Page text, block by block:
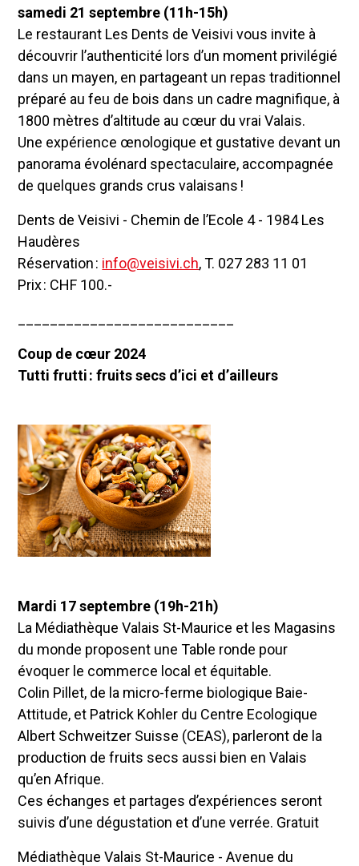
samedi 21 septembre (11h-15h)
Le restaurant Les Dents de Veisivi vous invite à
découvrir l’authenticité lors d’un moment privilégié
dans un mayen, en partageant un repas traditionnel
préparé au feu de bois dans un cadre magnifique, à
1800 mètres d’altitude au cœur du vrai Valais.
Une expérience œnologique et gustative devant un
panorama évolénard spectaculaire, accompagnée
de quelques grands crus valaisans !
Dents de Veisivi - Chemin de l’Ecole 4 - 1984 Les
Haudères
Réservation : info@veisivi.ch, T. 027 283 11 01
Prix : CHF 100.-
Coup de cœur 2024
Tutti frutti : fruits secs d’ici et d’ailleurs
Mardi 17 septembre (19h-21h)
La Médiathèque Valais St-Maurice et les Magasins
du monde proposent une Table ronde pour
évoquer le commerce local et équitable.
Colin Pillet, de la micro-ferme biologique Baie-
Attitude, et Patrick Kohler du Centre Ecologique
Albert Schweitzer Suisse (CEAS), parleront de la
production de fruits secs aussi bien en Valais
qu’en Afrique.
Ces échanges et partages d’expériences seront
suivis d’une dégustation et d’une verrée. Gratuit
Médiathèque Valais St-Maurice - Avenue du